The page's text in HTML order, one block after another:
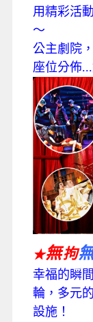
用精彩活
～
公主劇院
座位分佈
★無拘
幸福的瞬
輪，多元
設施！